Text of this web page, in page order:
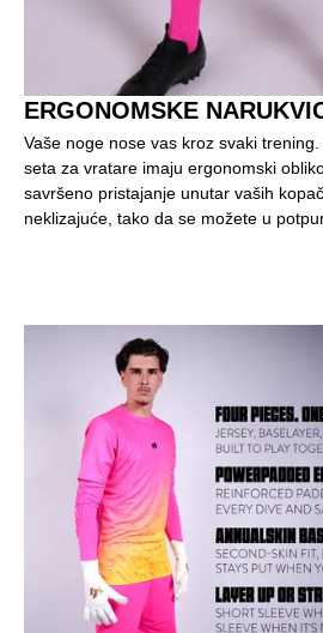
ERGONOMSKE
Vaše noge nose vas kroz svaki
seta za vratare imaju ergonomski
savršeno pristajanje unutar vaših
neklizajuće, tako da se možete u